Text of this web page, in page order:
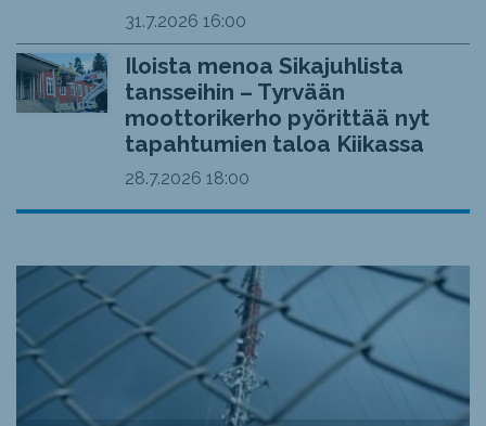
31.7.2026 16:00
Iloista menoa Sikajuhlista
tansseihin – Tyrvään
moottorikerho pyörittää nyt
tapahtumien taloa Kiikassa
28.7.2026 18:00